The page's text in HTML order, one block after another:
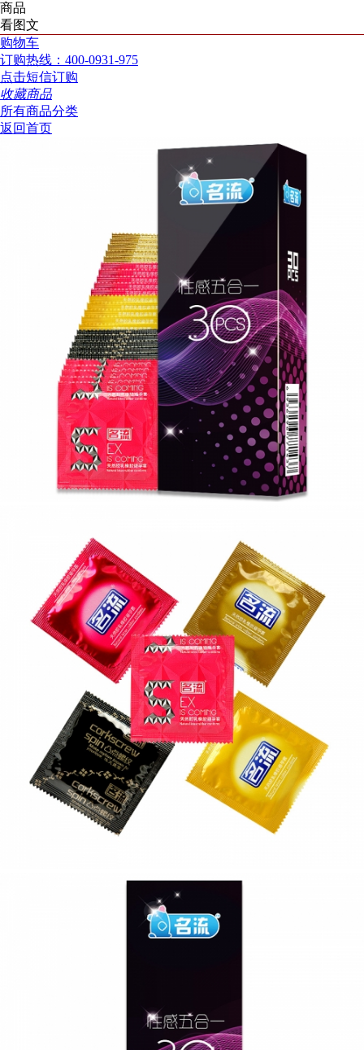
商品
看图文
购物车
订购热线：400-0931-975
点击短信订购
收藏商品
所有商品分类
返回首页